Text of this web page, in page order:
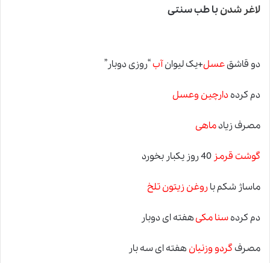
لاغر شدن با طب سنتی
دو قاشقعسل+یک لیوانآب“روزی دوبار”
دم کردهدارچین وعسل
مصرف زیادماهی
گوشت قرمز
ماساژ شکم باروغن زیتون تلخ
دم کردهسنا مکیهفته ای دوبار
مصرفگردو وزنیان هفته ای سه بار